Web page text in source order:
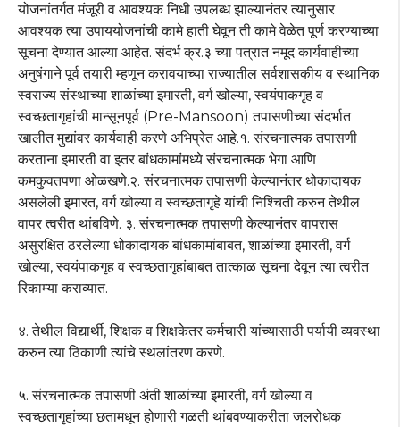
योजनांतर्गत मंजूरी व आवश्यक निधी उपलब्ध झाल्यानंतर त्यानुसार
आवश्यक त्या उपाययोजनांची कामे हाती घेवून ती कामे वेळेत पूर्ण करण्याच्या
सूचना देण्यात आल्या आहेत. संदर्भ क्र.३ च्या पत्रात नमूद कार्यवाहीच्या
अनुषंगाने पूर्व तयारी म्हणून करावयाच्या राज्यातील सर्वशासकीय व स्थानिक
स्वराज्य संस्थाच्या शाळांच्या इमारती, वर्ग खोल्या, स्वयंपाकगृह व
स्वच्छतागृहांची मान्सूनपूर्व (Pre-Mansoon) तपासणीच्या संदर्भात
खालीत मुद्यांवर कार्यवाही करणे अभिप्रेत आहे.१. संरचनात्मक तपासणी
करताना इमारती वा इतर बांधकामांमध्ये संरचनात्मक भेगा आणि
कमकुवतपणा ओळखणे.२. संरचनात्मक तपासणी केल्यानंतर धोकादायक
असलेली इमारत, वर्ग खोल्या व स्वच्छतागृहे यांची निश्चिती करुन तेथील
वापर त्वरीत थांबविणे. ३. संरचनात्मक तपासणी केल्यानंतर वापरास
असुरक्षित ठरलेल्या धोकादायक बांधकामांबाबत, शाळांच्या इमारती, वर्ग
खोल्या, स्वयंपाकगृह व स्वच्छतागृहांबाबत तात्काळ सूचना देवून त्या त्वरीत
रिकाम्या कराव्यात.
४. तेथील विद्यार्थी, शिक्षक व शिक्षकेतर कर्मचारी यांच्यासाठी पर्यायी व्यवस्था
करुन त्या ठिकाणी त्यांचे स्थलांतरण करणे.
५. संरचनात्मक तपासणी अंती शाळांच्या इमारती, वर्ग खोल्या व
स्वच्छतागृहांच्या छतामधून होणारी गळती थांबवण्याकरीता जलरोधक